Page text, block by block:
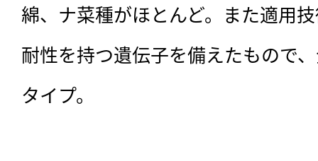
綿、ナ菜種がほとんど。また適用
耐性を持つ遺伝子を備えたもので
タイプ。